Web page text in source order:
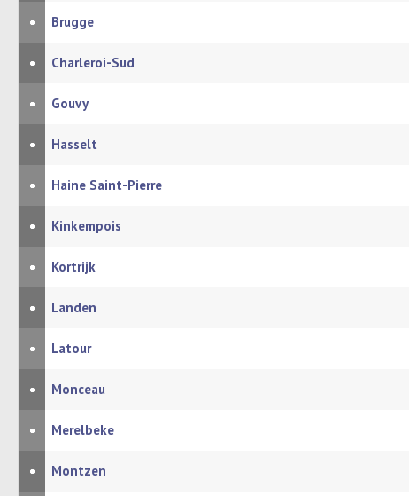
• Brugge
• Charleroi-Sud
• Gouvy
• Hasselt
• Haine Saint-Pierre
• Kinkempois
• Kortrijk
• Landen
• Latour
• Monceau
• Merelbeke
• Montzen